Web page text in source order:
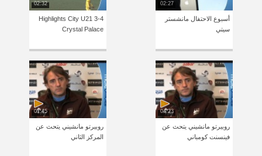
02:27
أسبوع الاحتفال مانشستر
سيتي
02:32
Highlights City U21 3-4
Crystal Palace
04:23
روبيرتو مانشيني يتحث عن
فينسنت كومباني
01:45
روبيرتو مانشيني يتحث عن
المركز الثاني